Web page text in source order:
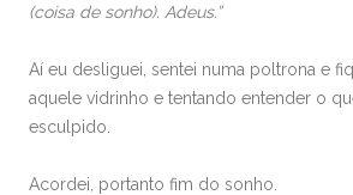
(coisa de sonho). Adeus.”
Aí eu desliguei, sentei numa poltrona e
aquele vidrinho e tentando entender o
esculpido.
Acordei, portanto fim do sonho.